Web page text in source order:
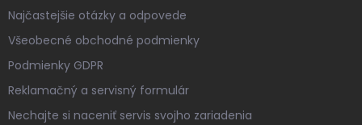
Najčastejšie otázky a odpovede
Všeobecné obchodné podmienky
Podmienky GDPR
Reklamačný a servisný formulár
Nechajte si naceniť servis svojho zariadenia